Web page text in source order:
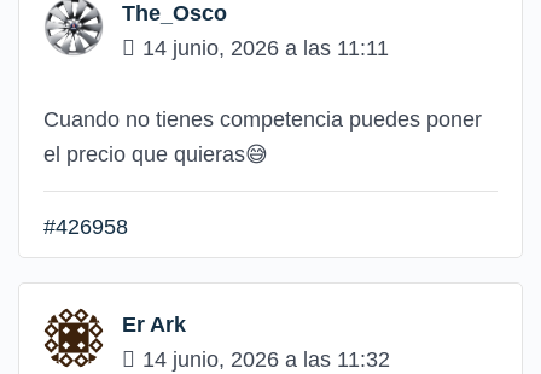
The_Osco
14 junio, 2026 a las 11:11
Cuando no tienes competencia puedes poner
el precio que quieras😅
#426958
Er Ark
14 junio, 2026 a las 11:32